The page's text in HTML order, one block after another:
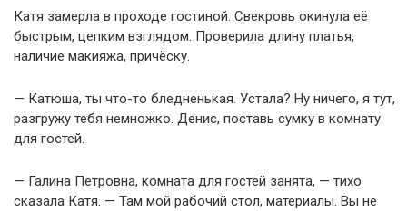
Катя замерла в проходе гостиной. Свекровь окинула её
быстрым, цепким взглядом. Проверила длину платья,
наличие макияжа, причёску.
— Катюша, ты что-то бледненькая. Устала? Ну ничего, я тут,
разгружу тебя немножко. Денис, поставь сумку в комнату
для гостей.
— Галина Петровна, комната для гостей занята, — тихо
сказала Катя. — Там мой рабочий стол, материалы. Вы не